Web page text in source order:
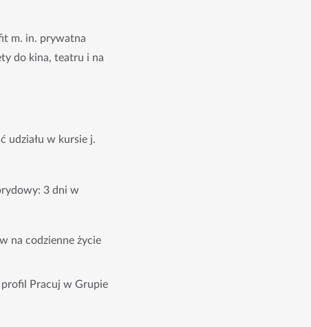
m. in. prywatna
do kina, teatru i na
udziału w kursie j.
3 dni w
na codzienne życie
Pracuj w Grupie